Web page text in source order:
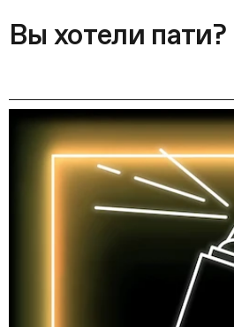
Вы хотели